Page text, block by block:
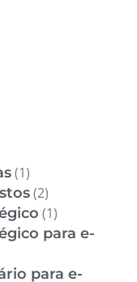
(1)
(2)
(1)
para e-
para e-